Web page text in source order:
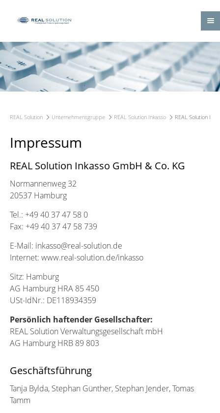
REAL Solution Unternehmensgruppe REAL Solution Inkasso REAL Solution
Impressum
REAL Solution Inkasso GmbH & Co. KG
Normannenweg 32
20537 Hamburg
Tel.: +49 40 37 47 58 0
Fax: +49 40 37 47 58 739
E-Mail: inkasso@real-solution.de
Internet: www.real-solution.de/inkasso
Sitz: Hamburg
AG Hamburg HRA 85 450
USt-IdNr.: DE118934359
Persönlich haftender Gesellschafter:
REAL Solution Verwaltungsgesellschaft mbH
AG Hamburg HRB 89 803
Geschäftsführung
Tanja Bylda, Stephan Günther, Stephan Jender, Tomas
Tamm